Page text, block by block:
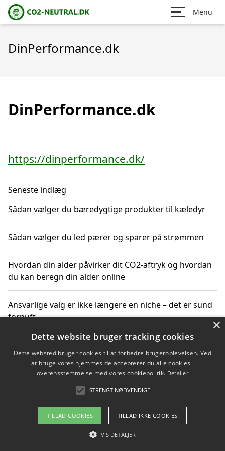
Menu
DinPerformance.dk
DinPerformance.dk
https://dinperformance.dk/
Seneste indlæg
Sådan vælger du bæredygtige produkter til kæledyr
Sådan vælger du led pærer og sparer på strømmen
Hvordan din alder påvirker dit CO2-aftryk og hvordan
du kan beregn din alder online
Ansvarlige valg er ikke længere en niche – det er sund
fornuft
Sådan kan du handle bæredygtigt og bestil med
faktura
Om / kontakt
Blog Betingelser
×
Dette website bruger tracking cookies
Dette websted bruger cookies til at forbedre brugeroplevelsen. Ved
at bruge vores hjemmeside accepterer du alle cookies i
overensstemmelse med vores cookiepolitik. Detaljer
STRENGT NØDVENDIGE
TILLAD COOKIES TILLAD IKKE COOKIES
VIS DETALJER